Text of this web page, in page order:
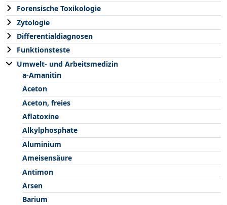
Forensische Toxikologie
Zytologie
Differentialdiagnosen
Funktionsteste
Umwelt- und Arbeitsmedizin
a-Amanitin
Aceton
Aceton, freies
Aflatoxine
Alkylphosphate
Aluminium
Ameisensäure
Antimon
Arsen
Barium